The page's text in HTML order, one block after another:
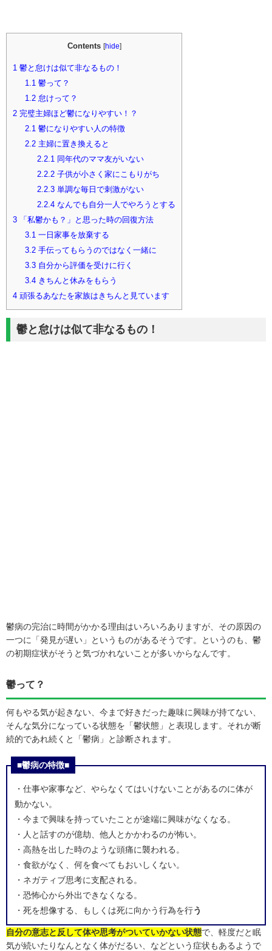
Contents [hide]
1 鬱と怠けは似て非なるもの！
1.1 鬱って？
1.2怠けって？
2 完璧主婦ほど鬱になりやすい！？
2.1 鬱になりやすい人の特徴
2.2主婦に置き換えると
2.2.1 同年代のママ友がいない
2.2.2子供が小さく家にこもりがち
2.2.3単調な毎日で刺激がない
2.2.4なんでも自分一人でやろうとする
3 「私鬱かも？」と思った時の回復方法
3.1 一日家事を放棄する
3.2手伝ってもらうのではなく一緒に
3.3自分から評価を受けに行く
3.4きちんと休みをもらう
4 頑張るあなたを家族はきちんと見ています
鬱と怠けは似て非なるもの！
鬱病の完治に時間がかかる理由はいろいろありますが、その原因の
一つに「発見が遅い」というものがあるそうです。というのも、鬱
の初期症状がそうと気づかれないことが多いからなんです。
鬱って？
何もやる気が起きない、今まで好きだった趣味に興味が持てない、
そんな気分になっている状態を「鬱状態」と表現します。それが断
続的であれ続くと「鬱病」と診断されます。
■鬱病の特徴■
・仕事や家事など、やらなくてはいけないことがあるのに体が
動かない。
・今まで興味を持っていたことが途端に興味がなくなる。
・人と話すのが億劫、他人とかかわるのが怖い。
・高熱を出した時のような頭痛に襲われる。
・食欲がなく、何を食べてもおいしくない。
・ネガティブ思考に支配される。
・恐怖心から外出できなくなる。
・死を想像する、もしくは死に向かう行為を行う
自分の意志と反して体や思考がついていかない状態で、軽度だと眠
気が続いたりなんとなく体がだるい、などという症状もあるようで